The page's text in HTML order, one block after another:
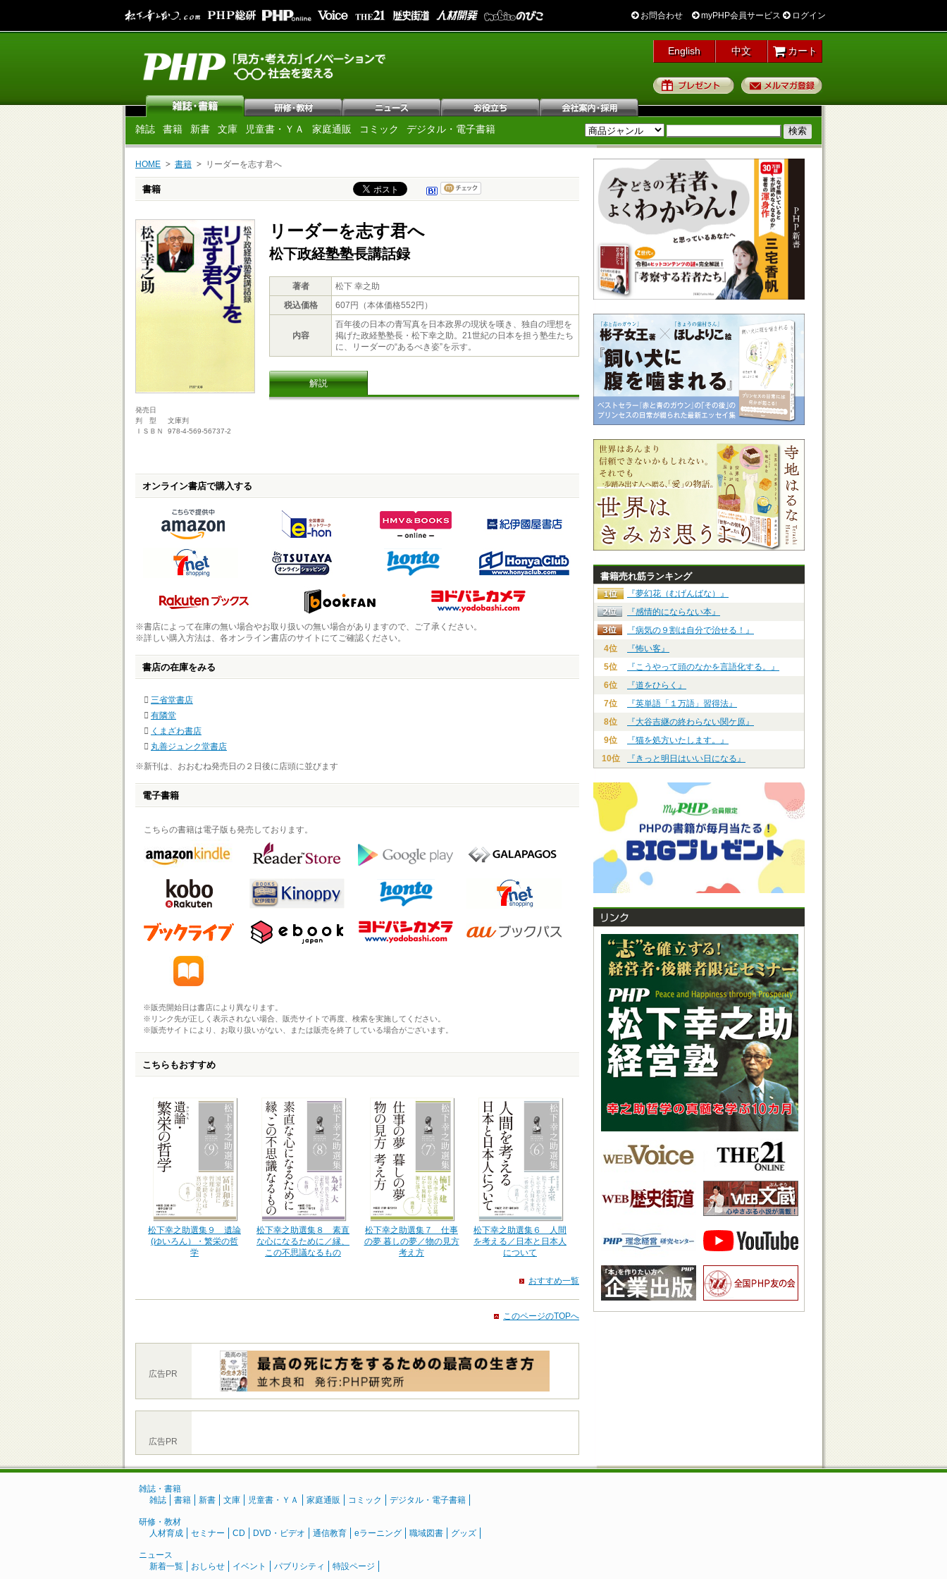
お問合わせ myPHP会員サービス ログイン
English 中文 カート
プレゼント
雑誌 書籍 新書 文庫 児童書・ＹＡ 家庭通販 コミック デジタル・電子書籍
HOME 書籍 リーダーを志す君へ
書籍
発売日
判 型
文庫判
ＩＳＢＮ
978-4-569-56737-2
リーダーを志す君へ
松下政経塾塾長講話録
著者
松下 幸之助
税込価格
607円（本体価格552円）
内容
百年後の日本の青写真を日本政界の現状を嘆き、独自の理想を
掲げた政経塾塾長・松下幸之助。21世紀の日本を担う塾生たち
に、リーダーの“あるべき姿”を示す。
解説
オンライン書店で購入する
※書店によって在庫の無い場合やお取り扱いの無い場合がありますので、ご了承ください。
※詳しい購入方法は、各オンライン書店のサイトにてご確認ください。
書店の在庫をみる
三省堂書店
有隣堂
くまざわ書店
丸善ジュンク堂書店
※新刊は、おおむね発売日の２日後に店頭に並びます
電子書籍
こちらの書籍は電子版も発売しております。
※販売開始日は書店により異なります。
※リンク先が正しく表示されない場合、販売サイトで再度、検索を実施してください。
※販売サイトにより、お取り扱いがない、または販売を終了している場合がございます。
こちらもおすすめ
松下幸之助選集９ 遺論
(ゆいろん）・繁栄の哲
学
松下幸之助選集８ 素直
な心になるために／縁、
この不思議なるもの
松下幸之助選集７ 仕事
の夢 暮しの夢／物の見方
考え方
松下幸之助選集６ 人間
を考える／日本と日本人
について
おすすめ一覧
このページのTOPへ
広告PR
広告PR
書籍売れ筋ランキング
『夢幻花（むげんばな）』
『感情的にならない本』
『病気の９割は自分で治せる！』
4位
『怖い客』
5位
『こうやって頭のなかを言語化する。』
6位
『道をひらく』
7位
『英単語「１万語」習得法』
8位
『大谷吉継の終わらない関ケ原』
9位
『猫を処方いたします。』
10位
『きっと明日はいい日になる』
雑誌・書籍
雑誌
書籍 新書 文庫 児童書・ＹＡ 家庭通販 コミック デジタル・電子書籍
研修・教材
人材育成
セミナー CD DVD・ビデオ 通信教育 eラーニング 職域図書 グッズ
ニュース
新着一覧
おしらせ イベント パブリシティ 特設ページ